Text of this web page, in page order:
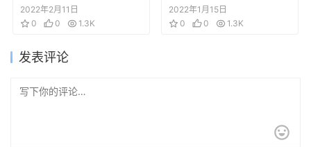
Fantasy Fes 2020
Artbook
2022年2月11日
0
0 1.3K
redjuice Graphics
EXT
2022年1月15日
0
0 1.3K
发表评论